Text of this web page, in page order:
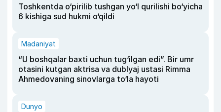
Toshkentda o‘pirilib tushgan yo‘l qurilishi bo‘yicha
6 kishiga sud hukmi o‘qildi
Madaniyat
“U boshqalar baxti uchun tug‘ilgan edi”. Bir umr
otasini kutgan aktrisa va dublyaj ustasi Rimma
Ahmedovaning sinovlarga to‘la hayoti
Dunyo